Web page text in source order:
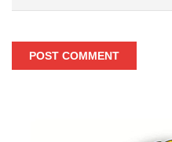
POST COMMENT